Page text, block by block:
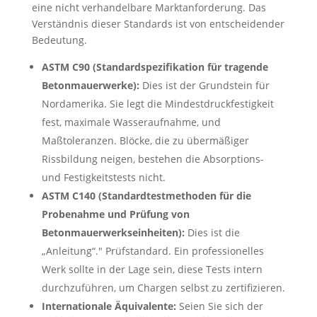
eine nicht verhandelbare Marktanforderung. Das
Verständnis dieser Standards ist von entscheidender
Bedeutung.
ASTM C90 (Standardspezifikation für tragende
Betonmauerwerke): Dies ist der Grundstein für
Nordamerika. Sie legt die Mindestdruckfestigkeit
fest, maximale Wasseraufnahme, und
Maßtoleranzen. Blöcke, die zu übermäßiger
Rissbildung neigen, bestehen die Absorptions-
und Festigkeitstests nicht.
ASTM C140 (Standardtestmethoden für die
Probenahme und Prüfung von
Betonmauerwerkseinheiten): Dies ist die
„Anleitung“." Prüfstandard. Ein professionelles
Werk sollte in der Lage sein, diese Tests intern
durchzuführen, um Chargen selbst zu zertifizieren.
Internationale Äquivalente: Seien Sie sich der